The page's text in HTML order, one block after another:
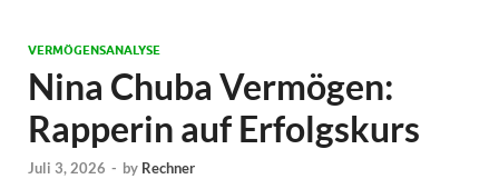
VERMÖGENSANALYSE
Nina Chuba Vermögen:
Rapperin auf Erfolgskurs
Juli 3, 2026 - by Rechner